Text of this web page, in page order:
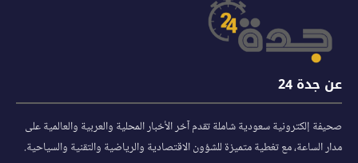
عن جدة 24
صحيفة إلكترونية سعودية شاملة تقدم آخر الأخبار المحلية والعربية والعالمية على
مدار الساعة، مع تغطية متميزة للشؤون الاقتصادية والرياضية والتقنية والسياحية.